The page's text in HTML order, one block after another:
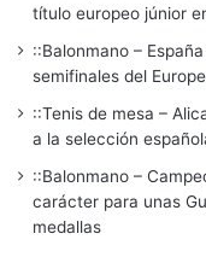
título europeo júnior
::Balonmano –
semifinales del
::Tenis de mesa –
a la selección
::Balonmano –
carácter para unas
medallas